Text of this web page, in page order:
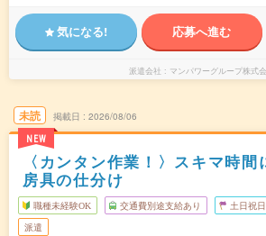
気になる! 応募へ進む
派遣会社 マンパワーグループ株式
未読
NEW
掲載日 2026/08/06
〈カンタン作業！〉スキマ時
房具の仕分け
職種未経験OK 交通費別途支給あり 土日祝
派遣